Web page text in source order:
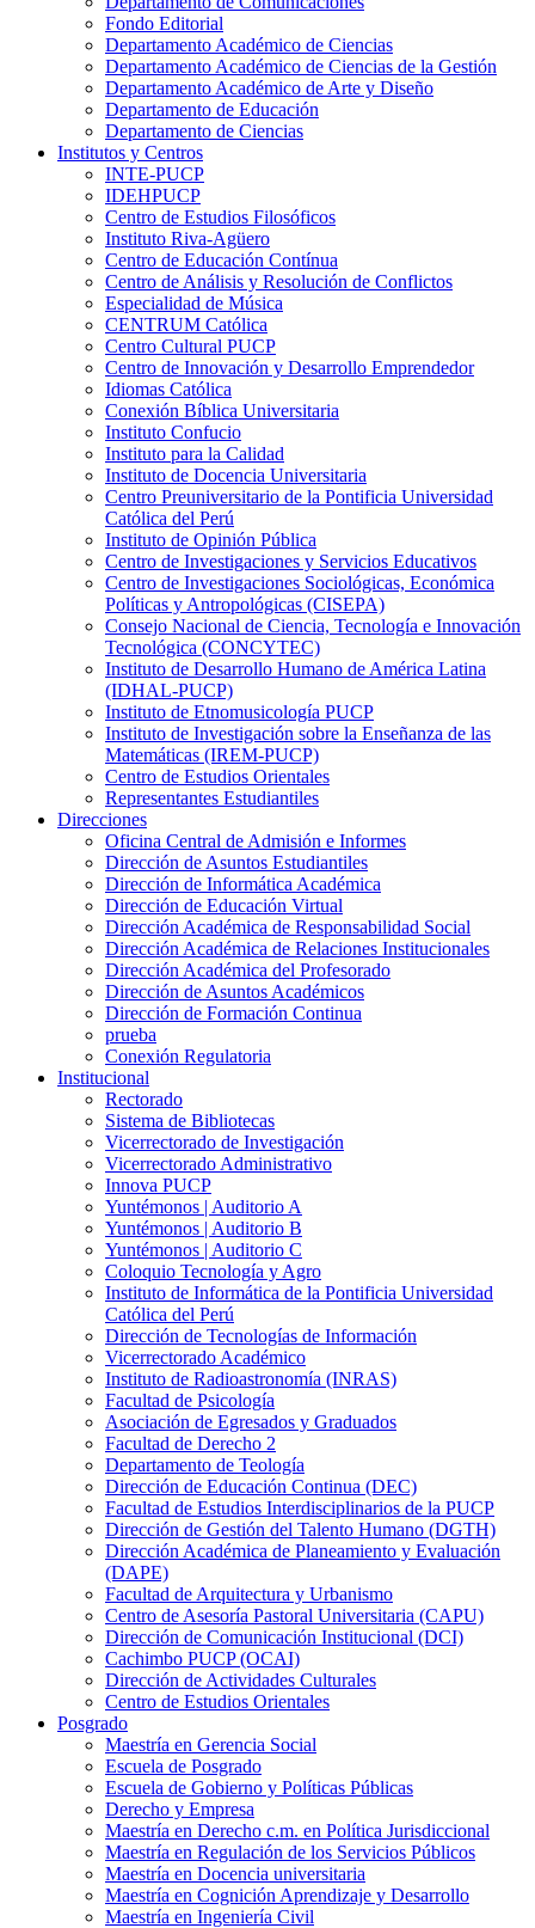
Fondo Editorial
Departamento Académico de Ciencias
Departamento Académico de Ciencias de la Gestión
Departamento Académico de Arte y Diseño
Departamento de Educación
Departamento de Ciencias
Institutos y Centros
INTE-PUCP
IDEHPUCP
Centro de Estudios Filosóficos
Instituto Riva-Agüero
Centro de Educación Contínua
Centro de Análisis y Resolución de Conflictos
Especialidad de Música
CENTRUM Católica
Centro Cultural PUCP
Centro de Innovación y Desarrollo Emprendedor
Idiomas Católica
Conexión Bíblica Universitaria
Instituto Confucio
Instituto para la Calidad
Instituto de Docencia Universitaria
Centro Preuniversitario de la Pontificia Universidad
Católica del Perú
Instituto de Opinión Pública
Centro de Investigaciones y Servicios Educativos
Centro de Investigaciones Sociológicas, Económica
Políticas y Antropológicas (CISEPA)
Consejo Nacional de Ciencia, Tecnología e Innovación
Tecnológica (CONCYTEC)
Instituto de Desarrollo Humano de América Latina
(IDHAL-PUCP)
Instituto de Etnomusicología PUCP
Instituto de Investigación sobre la Enseñanza de las
Matemáticas (IREM-PUCP)
Centro de Estudios Orientales
Representantes Estudiantiles
Direcciones
Oficina Central de Admisión e Informes
Dirección de Asuntos Estudiantiles
Dirección de Informática Académica
Dirección de Educación Virtual
Dirección Académica de Responsabilidad Social
Dirección Académica de Relaciones Institucionales
Dirección Académica del Profesorado
Dirección de Asuntos Académicos
Dirección de Formación Continua
prueba
Conexión Regulatoria
Institucional
Rectorado
Sistema de Bibliotecas
Vicerrectorado de Investigación
Vicerrectorado Administrativo
Innova PUCP
Yuntémonos | Auditorio A
Yuntémonos | Auditorio B
Yuntémonos | Auditorio C
Coloquio Tecnología y Agro
Instituto de Informática de la Pontificia Universidad
Católica del Perú
Dirección de Tecnologías de Información
Vicerrectorado Académico
Instituto de Radioastronomía (INRAS)
Facultad de Psicología
Asociación de Egresados y Graduados
Facultad de Derecho 2
Departamento de Teología
Dirección de Educación Continua (DEC)
Facultad de Estudios Interdisciplinarios de la PUCP
Dirección de Gestión del Talento Humano (DGTH)
Dirección Académica de Planeamiento y Evaluación
(DAPE)
Facultad de Arquitectura y Urbanismo
Centro de Asesoría Pastoral Universitaria (CAPU)
Dirección de Comunicación Institucional (DCI)
Cachimbo PUCP (OCAI)
Dirección de Actividades Culturales
Centro de Estudios Orientales
Posgrado
Maestría en Gerencia Social
Escuela de Posgrado
Escuela de Gobierno y Políticas Públicas
Derecho y Empresa
Maestría en Derecho c.m. en Política Jurisdiccional
Maestría en Regulación de los Servicios Públicos
Maestría en Docencia universitaria
Maestría en Cognición Aprendizaje y Desarrollo
Maestría en Ingeniería Civil